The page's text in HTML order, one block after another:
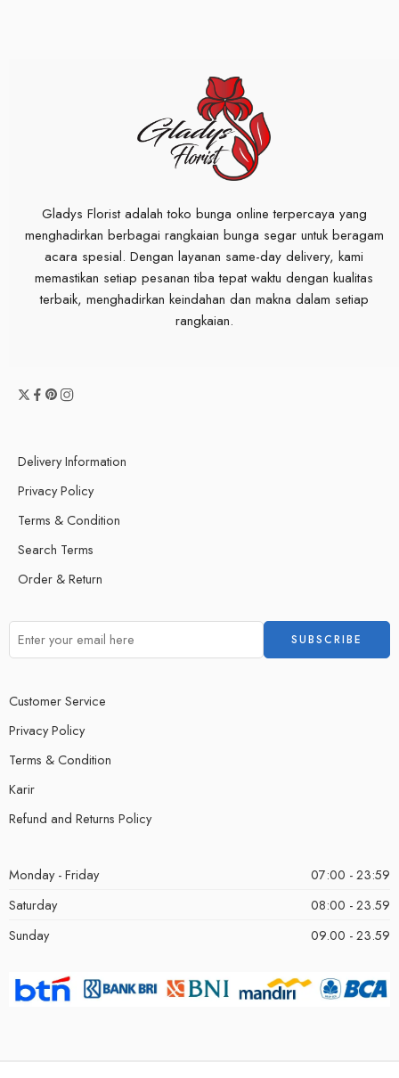
Gladys Florist adalah toko bunga online terpercaya yang
menghadirkan berbagai rangkaian bunga segar untuk beragam
acara spesial. Dengan layanan same-day delivery, kami
memastikan setiap pesanan tiba tepat waktu dengan kualitas
terbaik, menghadirkan keindahan dan makna dalam setiap
rangkaian.
Delivery Information
Privacy Policy
Terms & Condition
Search Terms
Order & Return
Customer Service
Privacy Policy
Terms & Condition
Karir
Refund and Returns Policy
Monday - Friday
07:00 - 23:59
Saturday
08:00 - 23.59
Sunday
09.00 - 23.59